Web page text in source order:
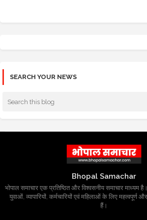
SEARCH YOUR NEWS
Bhopal Samachar
भोपाल समाचार एक प्रतिष्ठित और विश्वसनीय समाचार माध्यम है।
युवाओं, व्यापारियों, कर्मचारियों एवं महिलाओं के लिए महत्वपूर्ण
हैं।